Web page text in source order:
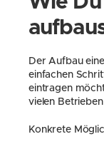
Der Aufbau
einfachen
eintragen
vielen
Konkrete